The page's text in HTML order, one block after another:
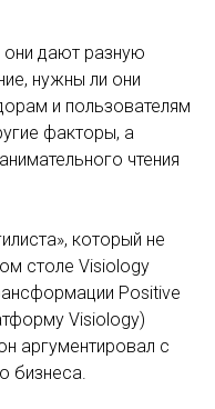
они дают разную
нужны ли они
и пользователям
факторы, а
чтения
который не
столе Visiology
Positive
Visiology)
аргументировал с
бизнеса.